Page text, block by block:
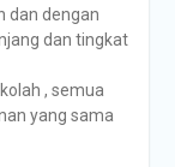
dan dengan
dan tingkat
, semua
yang sama